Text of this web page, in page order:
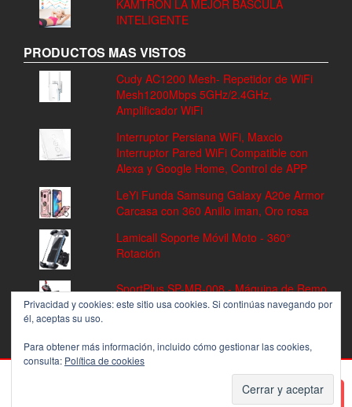
KAMTRON LA MEJOR BASCULA
INTELIGENTE
PRODUCTOS MAS VISTOS
Cudy AC1200 Mesh- Repetidor de WiFi
Mesh1200Mbps 5GHz/2.4GHz,
Amplificador WiFi
Interruptor Persiana WiFi, Maxcio
Interruptor Pared WiFi Compatible con
Alexa y Google Home, Control de APP
LeYi Funda Samsung Galaxy A20e Armor
Carcasa con 360 Anillo iman, Oro rosa
Lamicall Soporte Móvil Moto - 360°
Rotación
SportPlus SP-MR-008 - Máquina de Remo
Fitness, Volante de Inercia de 8 kg, 8
THEME:ALPHA STORE
Privacidad y cookies: este sitio usa cookies. Si continúas navegando por
él, aceptas su uso.
Para obtener más información, incluido cómo gestionar las cookies,
consulta: Política de cookies